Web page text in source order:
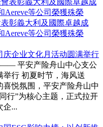
表彰義大利及國際卓越成
Aereve等公司榮獲殊榮
庆企业文化月活动圆满举行
—— 平安产险舟山中心支公
举行 初夏时节，海风送
悦氛围，平安产险舟山中
行”为核心主题，正式拉开
企...